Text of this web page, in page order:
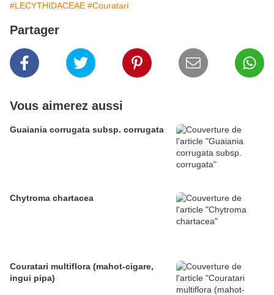
#LECYTHIDACEAE #Couratari
Partager
Vous aimerez aussi
Guaiania corrugata subsp. corrugata
Chytroma chartacea
Couratari multiflora (mahot-cigare,
ingui pipa)